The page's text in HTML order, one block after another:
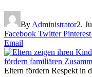
By Administrator2.
Facebook Twitter Pinterest
Email
Eltern fördern Respekt in